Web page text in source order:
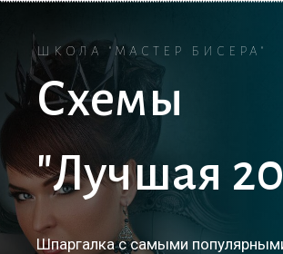
ШКОЛА "МАСТЕР БИСЕРА"
Схемы
"Лучшая
Шпаргалка с самыми